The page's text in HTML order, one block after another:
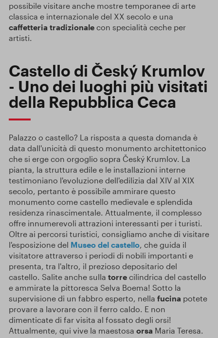
possibile visitare anche mostre temporanee di arte
classica e internazionale del XX secolo e una
caffetteria tradizionale con specialità ceche per
artisti.
Castello di Český Krumlov
- Uno dei luoghi più visitati
della Repubblica Ceca
Palazzo o castello? La risposta a questa domanda è
data dall'unicità di questo monumento architettonico
che si erge con orgoglio sopra Český Krumlov. La
pianta, la struttura edile e le installazioni interne
testimoniano l'evoluzione dell'edilizia dal XIV al XIX
secolo, pertanto è possibile ammirare questo
monumento come castello medievale e splendida
residenza rinascimentale. Attualmente, il complesso
offre innumerevoli attrazioni interessanti per i turisti.
Oltre ai percorsi turistici, consigliamo anche di visitare
l'esposizione del Museo del castello , che guida il
visitatore attraverso i periodi di nobili importanti e
presenta, tra l'altro, il prezioso depositario del
castello. Salite anche sulla torre cilindrica del castello
e ammirate la pittoresca Selva Boema! Sotto la
supervisione di un fabbro esperto, nella fucina potete
provare a lavorare con il ferro caldo. E non
dimenticate di far visita al fossato degli orsi!
Attualmente, qui vive la maestosa orsa Maria Teresa.